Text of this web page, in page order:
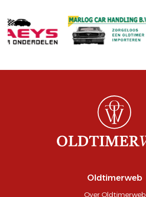
Oldtimerweb
Over Oldtimerweb